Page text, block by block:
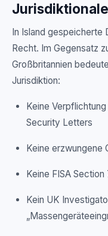
In Island gespeicherte
Recht. Im Gegensatz
Großbritannien
Jurisdiktion:
Keine
Security Letters
Keine erzwungene
Keine FISA
Kein UK